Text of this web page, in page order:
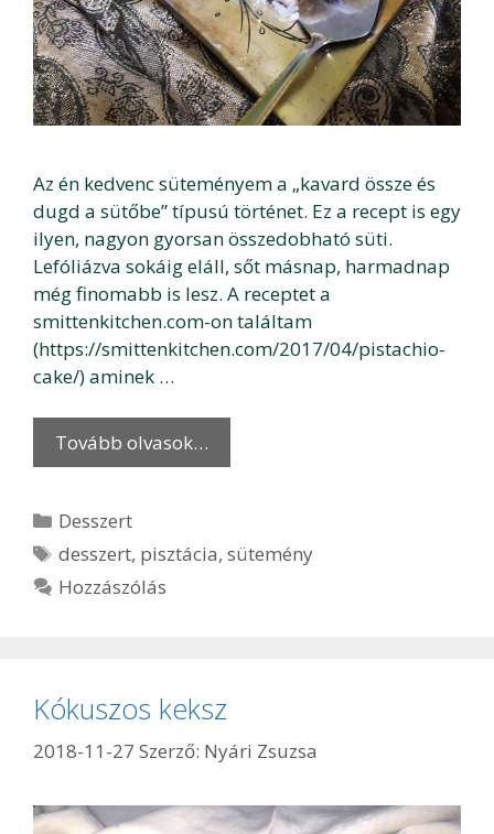
Az én kedvenc süteményem a „kavard össze és
dugd a sütőbe” típusú történet. Ez a recept is egy
ilyen, nagyon gyorsan összedobható süti.
Lefóliázva sokáig eláll, sőt másnap, harmadnap
még finomabb is lesz. A receptet a
smittenkitchen.com-on találtam
(https://smittenkitchen.com/2017/04/pistachio-
cake/) aminek …
Tovább olvasok…
Kategória
Desszert
Címkék
desszert, pisztácia,sütemény
Hozzászólás
Kókuszos keksz
2018-11-27 Szerző: Nyári Zsuzsa